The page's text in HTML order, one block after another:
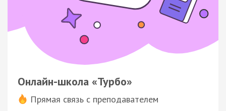
Онлайн-школа «Турбо»
Прямая связь с преподавателем